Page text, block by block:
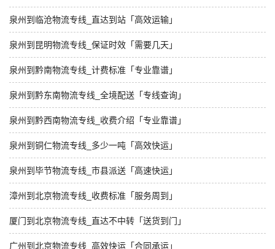
泉州到临沧物流专线_直达到站「高效运输」
泉州到昆明物流专线_保证时效「需要几天」
泉州到黔南物流专线_计费标准「专业靠谱」
泉州到黔东南物流专线_全境配送「专线查询」
泉州到黔西南物流专线_收费介绍「专业靠谱」
泉州到铜仁物流专线_多少一吨「高效快运」
泉州到毕节物流专线_市县派送「高速快运」
漳州到北京物流专线_收费标准「服务周到」
厦门到北京物流专线_直达不中转「送货到门」
广州到北京物流专线_高效快运「合同承运」